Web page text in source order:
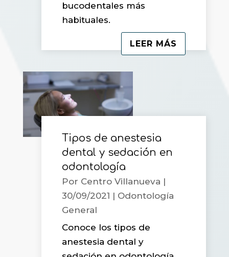
bucodentales más
habituales.
LEER MÁS
Tipos de anestesia
dental y sedación en
odontología
Por Centro Villanueva |
30/09/2021 | Odontología
General
Conoce los tipos de
anestesia dental y